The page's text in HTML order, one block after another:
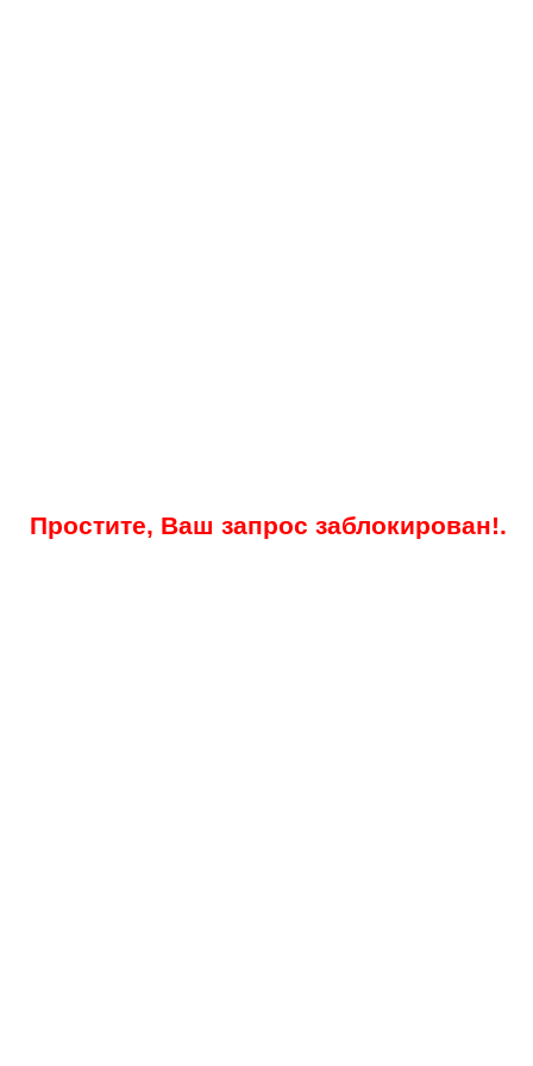
Простите, Ваш запрос заблокирован!.